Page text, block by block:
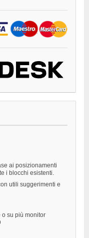
ai posizionamenti
i blocchi esistenti.
utili suggerimenti e
su più monitor